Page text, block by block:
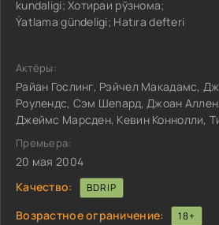
kundaligi; Хотираи рўзнома;
Ýatlama gündeligi; Hatıra defteri
Актёры:
Райан Гослинг, Рэйчел Макадамс,
Роулендс, Сэм Шепард, Джоан
Джеймс Марсден, Кевин Коннолли,
Премьера:
20 мая 2004
Качество:
BDRIP
Возрастное ограничение: 18+